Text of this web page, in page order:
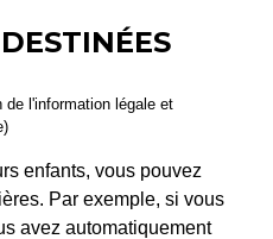
de l'information légale et
enfants, vous pouvez
Par exemple, si vous
avez automatiquement